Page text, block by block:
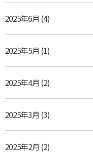
2025年6月 (4)
2025年5月 (1)
2025年4月 (2)
2025年3月 (3)
2025年2月 (2)